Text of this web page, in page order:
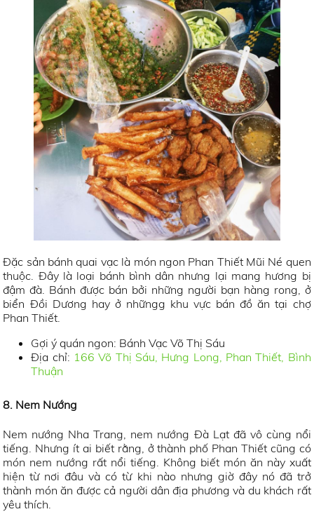
Đặc sản bánh quai vạc là món ngon Phan Thiết Mũi Né quen
thuộc. Đây là loại bánh bình dân nhưng lại mang hương bị
đậm đà. Bánh được bán bởi những người bạn hàng rong, ở
biển Đồi Dương hay ở nhữngg khu vực bán đồ ăn tại chợ
Phan Thiết.
Gợi ý quán ngon: Bánh Vạc Võ Thị Sáu
Địa chỉ: 166 Võ Thị Sáu, Hưng Long, Phan Thiết, Bình
Thuận
8. Nem Nướng
Nem nướng Nha Trang, nem nướng Đà Lạt đã vô cùng nổi
tiếng. Nhưng ít ai biết rằng, ở thành phố Phan Thiết cũng có
món nem nướng rất nổi tiếng. Không biết món ăn này xuất
hiện từ nơi đâu và có từ khi nào nhưng giờ đây nó đã trở
thành món ăn được cả người dân địa phương và du khách rất
yêu thích.